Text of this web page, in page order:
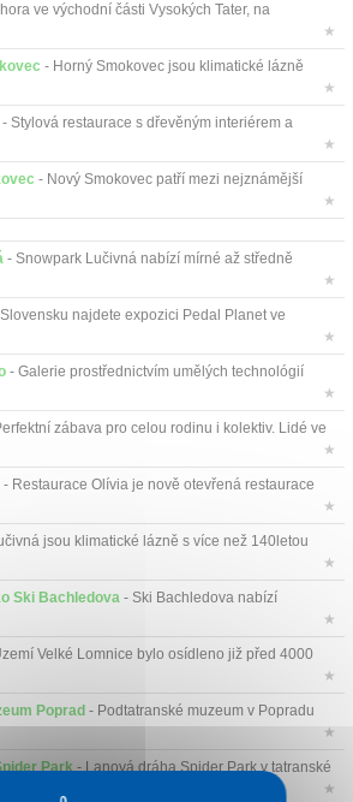
ve východní části Vysokých Tater, na
★
- Horný Smokovec jsou klimatické lázně
★
- Stylová restaurace s dřevěným interiérem a
★
- Nový Smokovec patří mezi nejznámější
★
- Snowpark Lučivná nabízí mírné až středně
★
najdete expozici Pedal Planet ve
★
- Galerie prostřednictvím umělých technológií
★
zábava pro celou rodinu i kolektiv. Lidé ve
★
- Restaurace Olívia je nově otevřená restaurace
★
jsou klimatické lázně s více než 140letou
★
Ski Bachledova - Ski Bachledova nabízí
★
Velké Lomnice bylo osídleno již před 4000
★
Poprad - Podtatranské muzeum v Popradu
★
Park- Lanová dráha Spider Park v tatranské
★